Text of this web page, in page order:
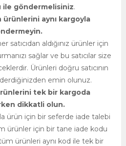
ile göndermelisiniz.
ürünlerini aynı kargoyla
satıcıdan aldığınız ürünler için
sağlar ve bu satıcılar size
Ürünleri doğru satıcının
emin olunuz.
tek bir kargoda
dikkatli olun.
ürün için bir seferde iade talebi
ürünler için bir tane iade kodu
ürünleri aynı kod ile tek bir